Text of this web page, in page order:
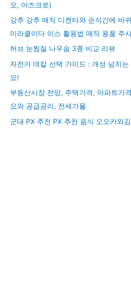
오, 아즈크로)
강추 강추 매직 디켄터와 순식간에 바
미라클이다 이스 활용법 매직 용품 주
허브 눈찜질 나우숨 3종 비교 리뷰
자전거 데칼 선택 가이드 : 개성 넘치
요!
부동산시장 전망, 주택가격, 아파트가
요와 공급금리, 전세가율
군대 PX 추천 PX 추천 음식 오오카와